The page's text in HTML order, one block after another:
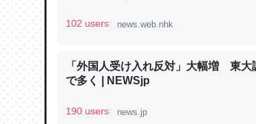
の600分の1程度。
─ニュース :: 【研究発表】昆虫学の大問題＝「昆
102 users news.web.nhk
「外国人受け入れ反対」大幅増 東大
で多く | NEWSjp
190 users news.jp